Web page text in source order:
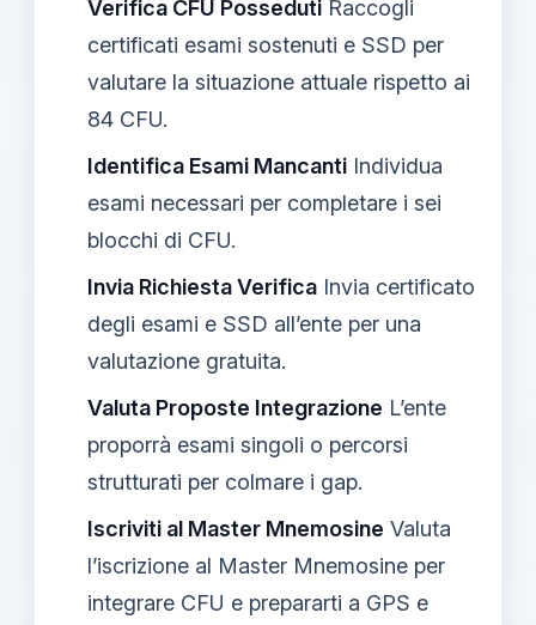
Verifica CFU Posseduti Raccogli
certificati esami sostenuti e SSD per
valutare la situazione attuale rispetto ai
84 CFU.
Identifica Esami Mancanti Individua
esami necessari per completare i sei
blocchi di CFU.
Invia Richiesta Verifica Invia certificato
degli esami e SSD all’ente per una
valutazione gratuita.
Valuta Proposte Integrazione L’ente
proporrà esami singoli o percorsi
strutturati per colmare i gap.
Iscriviti al Master Mnemosine Valuta
l’iscrizione al Master Mnemosine per
integrare CFU e prepararti a GPS e